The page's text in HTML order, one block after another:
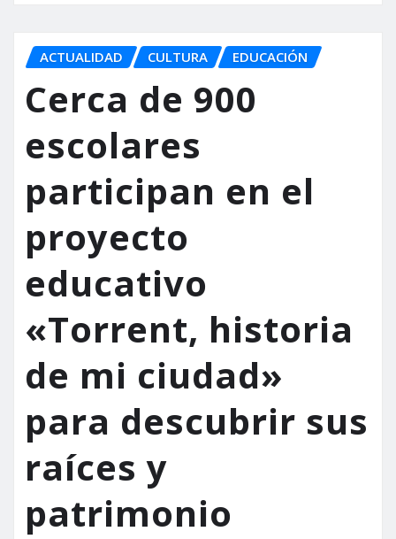
ACTUALIDAD CULTURA EDUCACIÓN
Cerca de 900
escolares
participan en el
proyecto
educativo
«Torrent, historia
de mi ciudad»
para descubrir sus
raíces y
patrimonio